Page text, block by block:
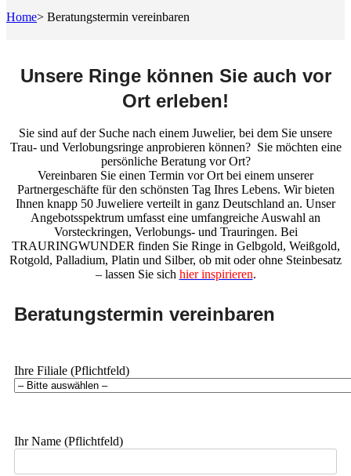
Home> Beratungstermin vereinbaren
Unsere Ringe können Sie auch vor
Ort erleben!
Sie sind auf der Suche nach einem Juwelier, bei dem Sie unsere
Trau- und Verlobungsringe anprobieren können? Sie möchten eine
persönliche Beratung vor Ort?
Vereinbaren Sie einen Termin vor Ort bei einem unserer
Partnergeschäfte für den schönsten Tag Ihres Lebens. Wir bieten
Ihnen knapp 50 Juweliere verteilt in ganz Deutschland an. Unser
Angebotsspektrum umfasst eine umfangreiche Auswahl an
Vorsteckringen, Verlobungs- und Trauringen. Bei
TRAURINGWUNDER finden Sie Ringe in Gelbgold, Weißgold,
Rotgold, Palladium, Platin und Silber, ob mit oder ohne Steinbesatz
– lassen Sie sich hier inspirieren.
Beratungstermin vereinbaren
Ihre Filiale (Pflichtfeld)
Ihr Name (Pflichtfeld)